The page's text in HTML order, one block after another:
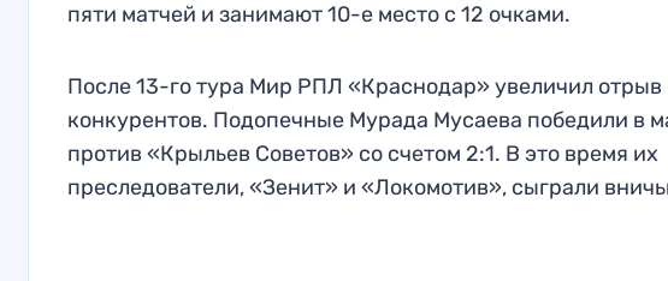
пяти матчей и занимают 10-е место с 12 очками.
После 13-го тура Мир РПЛ «Краснодар» увеличил отрыв
конкурентов. Подопечные Мурада Мусаева победили в
против «Крыльев Советов» со счетом 2:1. В это время их
преследователи, «Зенит» и «Локомотив», сыграли